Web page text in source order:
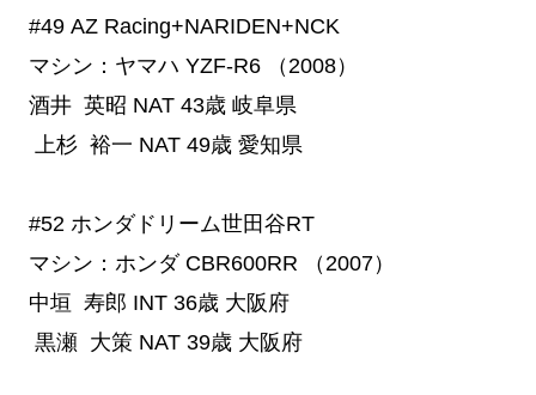
#49 AZ Racing+NARIDEN+NCK
マシン：ヤマハ YZF-R6 （2008）
酒井 英昭 NAT 43歳 岐阜県
上杉 裕一 NAT 49歳 愛知県
#52 ホンダドリーム世田谷RT
マシン：ホンダ CBR600RR （2007）
中垣 寿郎 INT 36歳 大阪府
黒瀬 大策 NAT 39歳 大阪府